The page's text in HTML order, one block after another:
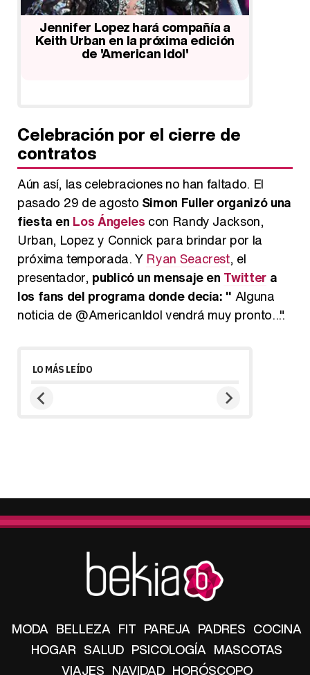
Nicki Minaj no volverá a ser jueza en
la próxima temporada del concurso
'American Idol'
Celebración por el cierre de
contratos
Aún así, las celebraciones no han faltado. El
pasado 29 de agosto Simon Fuller organizó una
fiesta en Los Ángeles con Randy Jackson,
Urban, Lopez y Connick para brindar por la
próxima temporada. Y Ryan Seacrest, el
presentador, publicó un mensaje en Twittera
los fans del programa donde decía: " Alguna
noticia de @AmericanIdol vendrá muy pronto...".
LO MÁS LEÍDO
MODA BELLEZA FIT PAREJA PADRES COCINA
HOGAR SALUD PSICOLOGÍA MASCOTAS
VIAJES NAVIDAD HORÓSCOPO